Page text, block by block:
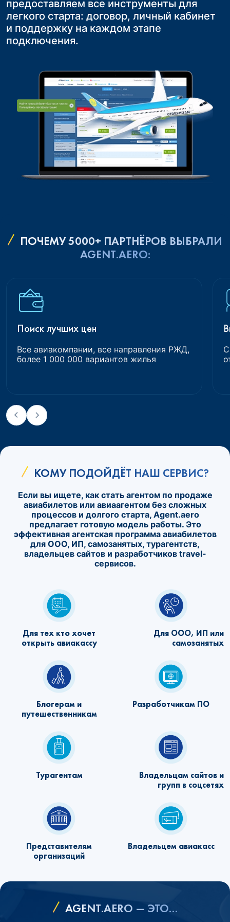
предоставляем все инструменты для
легкого старта: договор, личный кабинет
и поддержку на каждом этапе
подключения.
на повторные обращения и продажи
фиксированная стоимость билетов и
исключение риска нехватки мест на
рейсе
конкурентоспособность на рынке.
ПОЧЕМУ 5000+ ПАРТНЁРОВ ВЫБРАЛИ
AGENT.AERO:
Поиск лучших цен
Все авиакомпании, все направления РЖД,
более 1 000 000 вариантов жилья
КОМУ ПОДОЙДЁТ НАШ СЕРВИС?
Если вы ищете, как стать агентом по продаже
авиабилетов или авиаагентом без сложных
процессов и долгого старта, Agent.aero
предлагает готовую модель работы. Это
эффективная агентская программа авиабилетов
для ООО, ИП, самозанятых, турагентств,
владельцев сайтов и разработчиков travel-
сервисов.
Для тех кто хочет
открыть авиакассу
Для ООО, ИП или
самозанятых
Блогерам и
путешественникам
Разработчикам ПО
Турагентам
Владельцам сайтов и
групп в соцсетях
Представителям
организаций
Владельцем авиакасс
AGENT.AERO — ЭТО…